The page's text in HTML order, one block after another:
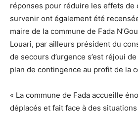
réponses pour réduire les effets de
survenir ont également été
maire de la commune de Fada
Louari, par ailleurs président du
de secours d’urgence s’est réjoui de
plan de contingence au profit de la
« La commune de Fada accueille
déplacés et fait face à des